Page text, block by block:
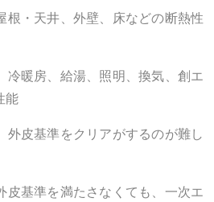
・天井、外壁、床などの断熱性
暖房、給湯、照明、換気、創エ
能
外皮基準をクリアがするのが難し
皮基準を満たさなくても、一次エ